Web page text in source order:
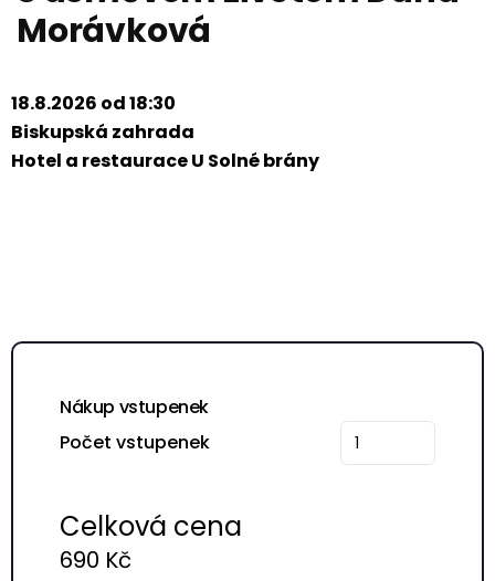
Morávková
18.8.2026 od 18:30
Biskupská zahrada
Hotel a restaurace U Solné brány